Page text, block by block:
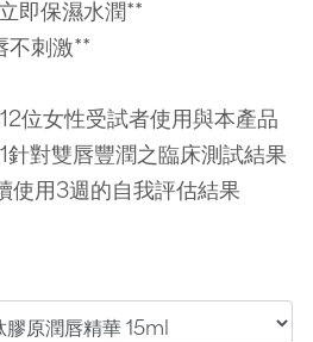
即保濕水潤**
不刺激**
位女性受試者使用與本產品
對雙唇豐潤之臨床測試結果
使用3週的自我評估結果